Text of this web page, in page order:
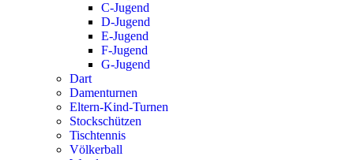
C-Jugend
D-Jugend
E-Jugend
F-Jugend
G-Jugend
Dart
Damenturnen
Eltern-Kind-Turnen
Stockschützen
Tischtennis
Völkerball